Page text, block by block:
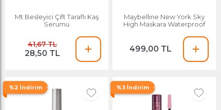
Mt Besleyici Çift Taraflı Kaş
Serumu
41,67 TL
28,50 TL
Maybelline New York Sky
High Maskara Waterproof
499,00 TL
%2 İndirim %3 İndirim